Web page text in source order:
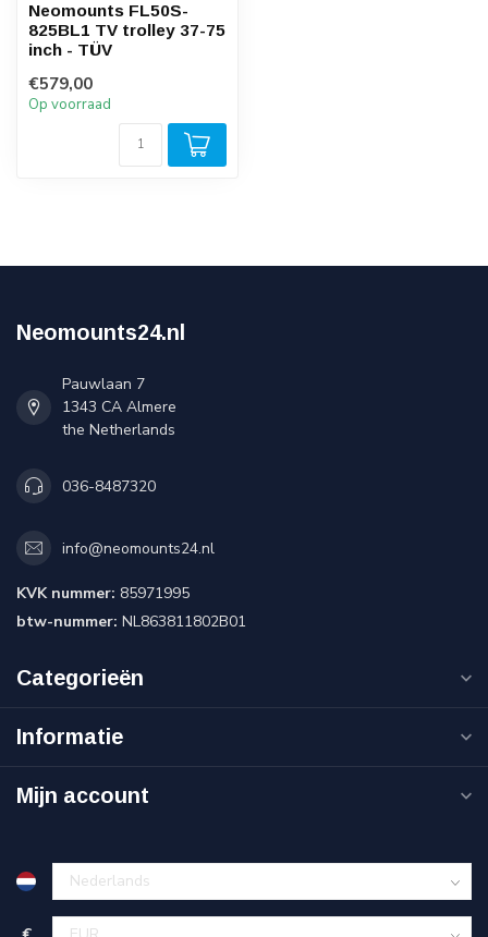
Neomounts FL50S-
825BL1 TV trolley 37-75
inch - TÜV
€579,00
Op voorraad
Neomounts24.nl
Pauwlaan 7
1343 CA Almere
the Netherlands
036-8487320
info@neomounts24.nl
KVK nummer: 85971995
btw-nummer: NL863811802B01
Categorieën
Informatie
Mijn account